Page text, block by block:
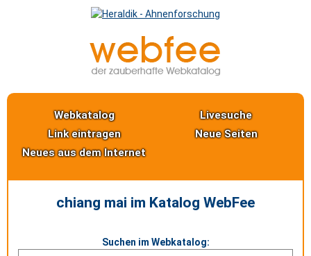
Webkatalog
Livesuche
Link eintragen
Neue Seiten
Neues aus dem Internet
chiang mai im Katalog WebFee
Suchen im Webkatalog: